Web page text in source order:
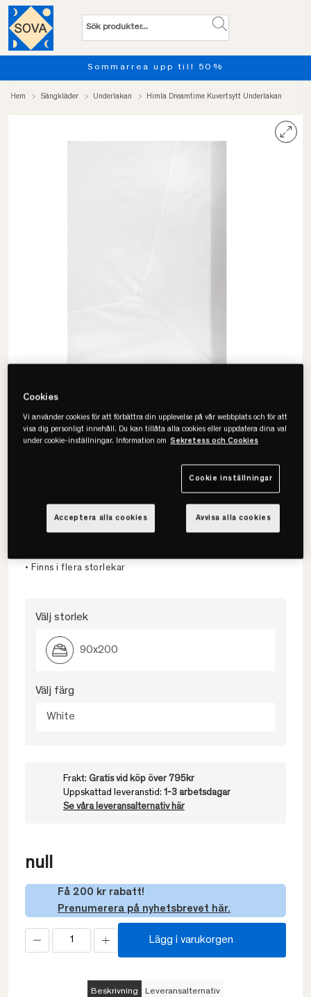
Sommarrea upp till 50%
Hem Sängkläder Underlakan Himla Dreamtime Kuvertsytt Underlakan
Dreamtime Kuvertsytt Underlakan
• Finns i flera storlekar
Välj storlek
90x200
Välj färg
White
Frakt: Gratis vid köp över 795kr
Uppskattad leveranstid: 1-3 arbetsdagar
Se våra leveransalternativ här
null
Få 200 kr rabatt!
Prenumerera på nyhetsbrevet här.
Lägg i varukorgen
Beskrivning Leveransalternativ
Cookies
Vi använder cookies för att förbättra din upplevelse på vår webbplats och för att
visa dig personligt innehåll. Du kan tillåta alla cookies eller uppdatera dina val
under cookie-inställningar. Information om Sekretess och Cookies
Cookie inställningar
Avvisa alla cookies
Acceptera alla cookies